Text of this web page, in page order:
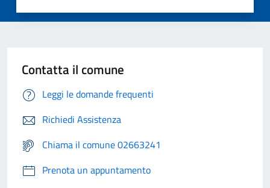
Contatta il comune
Leggi le domande frequenti
Richiedi Assistenza
Chiama il comune 02663241
Prenota un appuntamento